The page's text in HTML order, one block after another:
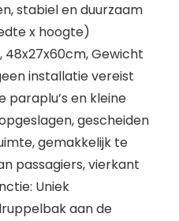
stabiel en duurzaam
x hoogte)
48x27x60cm, Gewicht
installatie vereist
en kleine
gescheiden
gemakkelijk te
passagiers, vierkant
Uniek
aan de